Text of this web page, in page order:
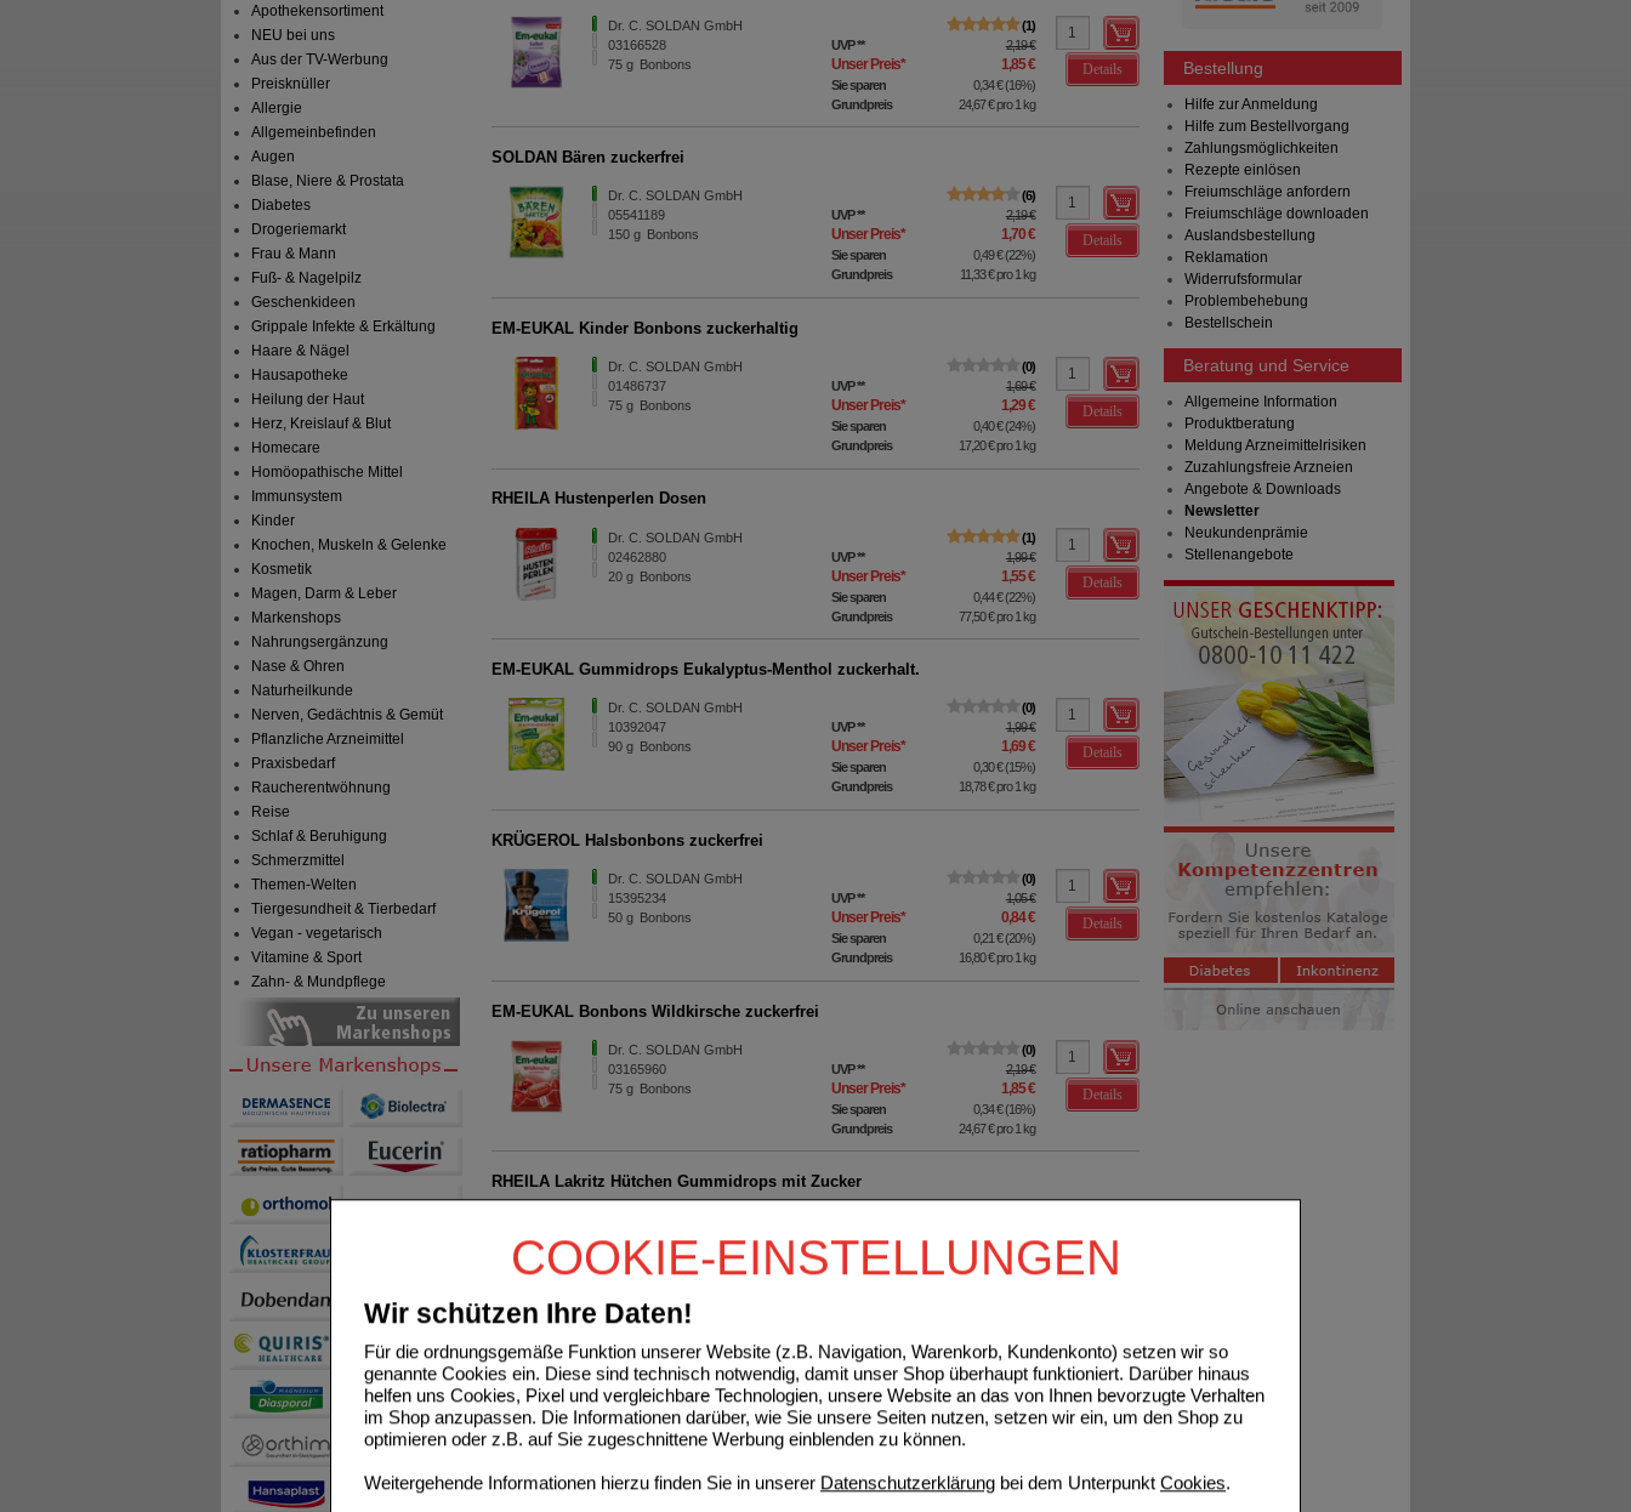
COOKIE-EINSTELLUNGEN
Wir schützen Ihre Daten!
Für die ordnungsgemäße Funktion unserer Website (z.B. Navigation, Warenkorb, Kundenkonto) setzen wir so
genannte Cookies ein. Diese sind technisch notwendig, damit unser Shop überhaupt funktioniert. Darüber hinaus
helfen uns Cookies, Pixel und vergleichbare Technologien, unsere Website an das von Ihnen bevorzugte Verhalten
im Shop anzupassen. Die Informationen darüber, wie Sie unsere Seiten nutzen, setzen wir ein, um den Shop zu
optimieren oder z.B. auf Sie zugeschnittene Werbung einblenden zu können.
Weitergehende Informationen hierzu finden Sie in unserer Datenschutzerklärung bei dem Unterpunkt Cookies.
Apothekensortiment
NEU bei uns
Aus der TV-Werbung
Preisknüller
Allergie
Allgemeinbefinden
Augen
Blase, Niere & Prostata
Diabetes
Drogeriemarkt
Frau & Mann
Fuß- & Nagelpilz
Geschenkideen
Grippale Infekte & Erkältung
Haare & Nägel
Hausapotheke
Heilung der Haut
Herz, Kreislauf & Blut
Homecare
Homöopathische Mittel
Immunsystem
Kinder
Knochen, Muskeln & Gelenke
Kosmetik
Magen, Darm & Leber
Markenshops
Nahrungsergänzung
Nase & Ohren
Naturheilkunde
Nerven, Gedächtnis & Gemüt
Pflanzliche Arzneimittel
Praxisbedarf
Raucherentwöhnung
Reise
Schlaf & Beruhigung
Schmerzmittel
Themen-Welten
Tiergesundheit & Tierbedarf
Vegan - vegetarisch
Vitamine & Sport
Zahn- & Mundpflege
Dr. C. SOLDAN GmbH
03166528
75g Bonbons
1
UVP** 2,19 €
Unser Preis* 1,85 €
Sie sparen 0,34 €(16%)
Grundpreis
24,67 €pro 1 kg
Details
SOLDAN Bären zuckerfrei
Dr. C. SOLDAN GmbH
05541189
150g Bonbons
6
UVP** 2,19 €
Unser Preis* 1,70 €
Sie sparen 0,49 €(22%)
Grundpreis
11,33 €pro 1 kg
Details
EM-EUKAL Kinder Bonbons zuckerhaltig
Dr. C. SOLDAN GmbH
01486737
75g Bonbons
0
UVP** 1,69 €
Unser Preis* 1,29 €
Sie sparen 0,40 €(24%)
Grundpreis
17,20 €pro 1 kg
Details
RHEILA Hustenperlen Dosen
Dr. C. SOLDAN GmbH
02462880
20g Bonbons
1
UVP** 1,99 €
Unser Preis* 1,55 €
Sie sparen 0,44 €(22%)
Grundpreis
77,50 €pro 1 kg
Details
EM-EUKAL Gummidrops Eukalyptus-Menthol zuckerhalt.
Dr. C. SOLDAN GmbH
10392047
90g Bonbons
0
UVP** 1,99 €
Unser Preis* 1,69 €
Sie sparen 0,30 €(15%)
Grundpreis
18,78 €pro 1 kg
Details
KRÜGEROL Halsbonbons zuckerfrei
Dr. C. SOLDAN GmbH
15395234
50g Bonbons
0
UVP** 1,05 €
Unser Preis* 0,84 €
Sie sparen 0,21 €(20%)
Grundpreis
16,80 €pro 1 kg
Details
EM-EUKAL Bonbons Wildkirsche zuckerfrei
Dr. C. SOLDAN GmbH
03165960
75g Bonbons
0
UVP** 2,19 €
Unser Preis* 1,85 €
Sie sparen 0,34 €(16%)
Grundpreis
24,67 €pro 1 kg
Details
RHEILA Lakritz Hütchen Gummidrops mit Zucker
02461478
90
g Bonbons
UVP** 1,99 €
Unser Preis 1,59 €
Sie sparen 0,40 € (20%)
Details
EM-EUKAL Bonbons klassisch zuckerhaltig
Dr. C. SOLDAN GmbH
03165724
150g Bonbons
0
2,99 €
Unser Preis* 2,18 €
Sie sparen
Bestellung
Hilfe zur Anmeldung
Hilfe zum Bestellvorgang
Zahlungsmöglichkeiten
Rezepte einlösen
Freiumschläge anfordern
Freiumschläge downloaden
Auslandsbestellung
Reklamation
Widerrufsformular
Problembehebung
Bestellschein
Beratung und Service
Allgemeine Information
Produktberatung
Meldung Arzneimittelrisiken
Zuzahlungsfreie Arzneien
Angebote & Downloads
Newsletter
Neukundenprämie
Stellenangebote